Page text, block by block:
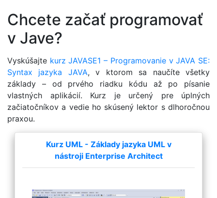
Chcete začať programovať
v Jave?
Vyskúšajte kurz JAVASE1 – Programovanie v JAVA SE:
Syntax jazyka JAVA, v ktorom sa naučíte všetky
základy – od prvého riadku kódu až po písanie
vlastných aplikácií. Kurz je určený pre úplných
začiatočníkov a vedie ho skúsený lektor s dlhoročnou
praxou.
Kurz UML - Základy jazyka UML v
nástroji Enterprise Architect